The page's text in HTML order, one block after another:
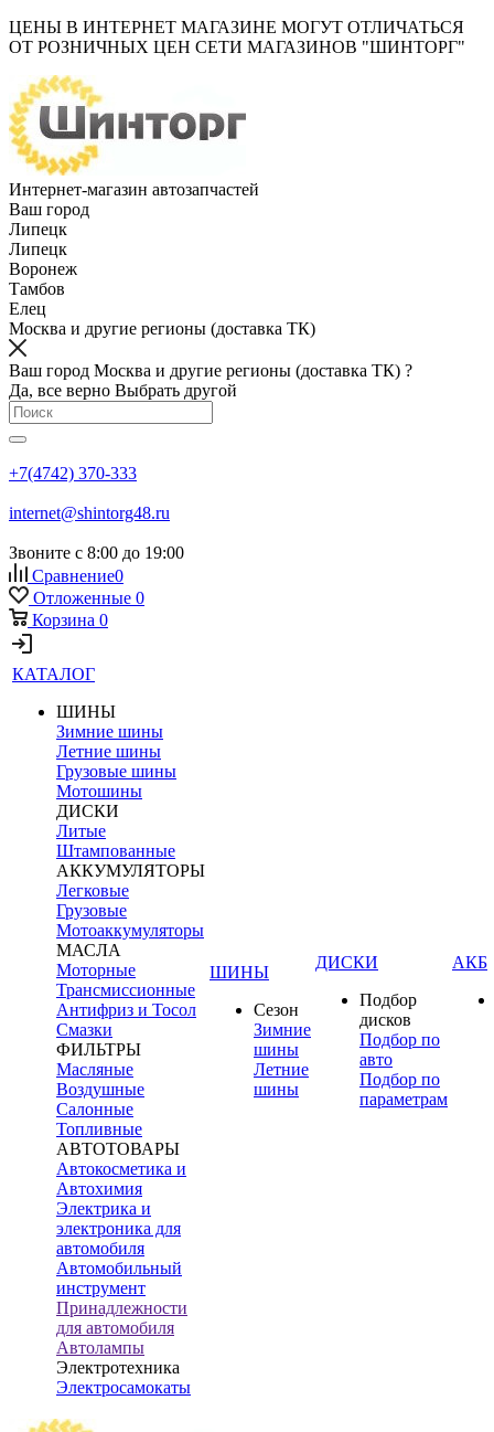
ЦЕНЫ В ИНТЕРНЕТ МАГАЗИНЕ МОГУТ ОТЛИЧАТЬСЯ
ОТ РОЗНИЧНЫХ ЦЕН СЕТИ МАГАЗИНОВ "ШИНТОРГ"
Интернет-магазин автозапчастей
Ваш город
Липецк
Липецк
Воронеж
Тамбов
Елец
Москва и другие регионы (доставка ТК)
Ваш город Москва и другие регионы (доставка ТК) ?
Да, все верно Выбрать другой
+7(4742) 370-333
internet@shintorg48.ru
Звоните с 8:00 до 19:00
Сравнение0
Отложенные 0
Корзина 0
КАТАЛОГ
ШИНЫ
Зимние шины
Летние шины
Грузовые шины
Мотошины
ДИСКИ
Литые
Штампованные
АККУМУЛЯТОРЫ
Легковые
Грузовые
Мотоаккумуляторы
МАСЛА
Моторные
Трансмиссионные
Антифриз и Тосол
Смазки
ФИЛЬТРЫ
Масляные
Воздушные
Салонные
Топливные
АВТОТОВАРЫ
Автокосметика и
Автохимия
Электрика и
электроника для
автомобиля
Автомобильный
инструмент
Принадлежности
для автомобиля
Автолампы
Электротехника
Электросамокаты
ШИНЫ
Сезон
Зимние
шины
Летние
шины
ДИСКИ
Подбор
дисков
Подбор по
авто
Подбор по
параметрам
АКБ